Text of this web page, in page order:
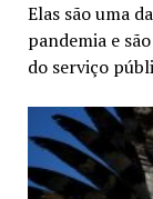
Elas são uma
pandemia e
do serviço